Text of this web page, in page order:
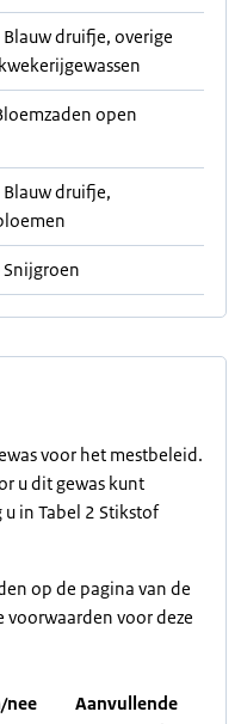
druifje, overige
open
druifje,
voor het mestbeleid.
u dit gewas kunt
in Tabel 2 Stikstof
op de pagina van de
voorwaarden voor deze
nee
Aanvullende